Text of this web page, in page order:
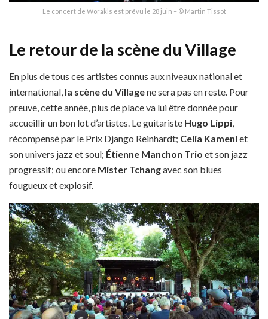
Le concert de Worakls est prévu le 28 juin – © Martin Tissot
Le retour de la scène du Village
En plus de tous ces artistes connus aux niveaux national et
international, la scène du Villagene sera pas en reste. Pour
preuve, cette année, plus de place va lui être donnéepour
accueillir un bon lot d’artistes. Le guitariste Hugo Lippi
récompensé par le Prix Django Reinhardt; Celia Kameniet
son univers jazz et soul; Étienne Manchon Trio et son jazz
progressif; ou encore Mister Tchangavec son blues
fougueux et explosif.